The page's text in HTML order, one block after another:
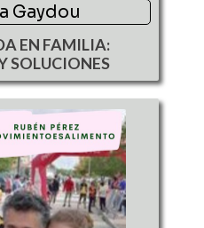
Gaydou
EN FAMILIA:
SOLUCIONES